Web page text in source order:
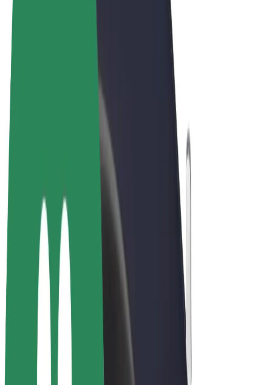
© 2026 Bolt Technology OÜ
Αγορά Bolt
Bolt Food
Bolt Drive
Bolt for Business
Ηλεκτρικά ποδήλατα
Bolt Plus
Κερδίστε με Bolt
Οδηγοί